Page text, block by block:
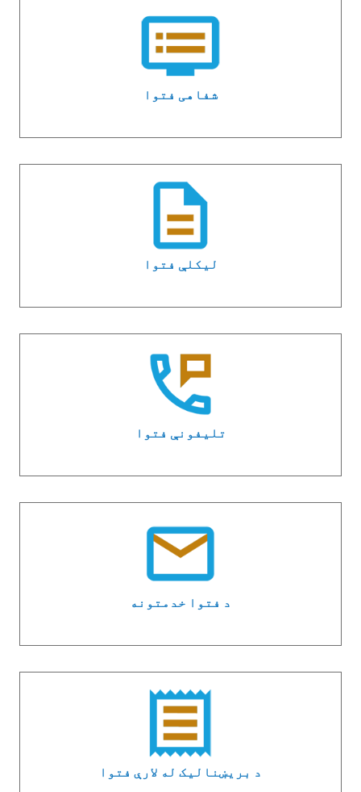
شفاهی فتوا
لیکلې فتوا
تلیفونې فتوا
د فتوا خدمتونه
د بریښنالیک له لارې فتوا